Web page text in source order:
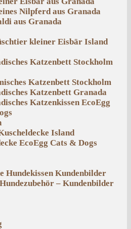
Nilpferd aus Granada
aus Granada
kleiner Eisbär Island
Katzenbett Stockholm
Katzenbett Stockholm
Katzenbett Granada
Katzenkissen EcoEgg
Island
EcoEgg Cats & Dogs
Hundekissen Kundenbilder
– Kundenbilder